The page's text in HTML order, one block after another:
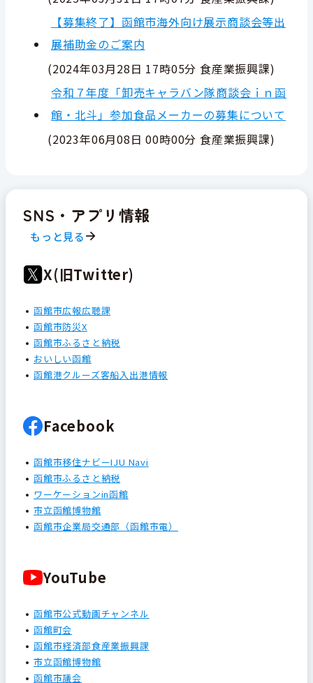
【募集終了】函館市海外向け展示商談会等出
展補助金のご案内
(2024年03月28日 17時05分 食産業振興課)
令和７年度「卸売キャラバン隊商談会ｉｎ函
館・北斗」参加食品メーカーの募集について
(2023年06月08日 00時00分 食産業振興課)
SNS・アプリ情報
もっと見る
X(旧Twitter)
函館市広報広聴課
函館市防災X
函館市ふるさと納税
おいしい函館
函館港クルーズ客船入出港情報
Facebook
函館市移住ナビーIJU Navi
函館市ふるさと納税
ワーケーションin函館
市立函館博物館
函館市企業局交通部（函館市電）
YouTube
函館市公式動画チャンネル
函館町会
函館市経済部食産業振興課
市立函館博物館
函館市議会